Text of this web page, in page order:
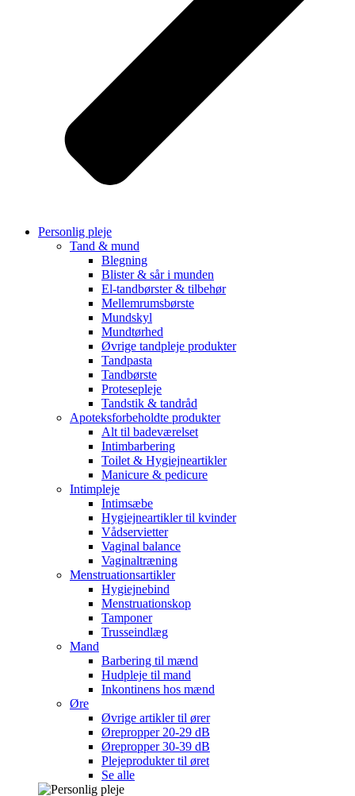
Personlig pleje
Tand & mund
Blegning
Blister & sår i munden
El-tandbørster & tilbehør
Mellemrumsbørste
Mundskyl
Mundtørhed
Øvrige tandpleje produkter
Tandpasta
Tandbørste
Protesepleje
Tandstik & tandråd
Apoteksforbeholdte produkter
Alt til badeværelset
Intimbarbering
Toilet & Hygiejneartikler
Manicure & pedicure
Intimpleje
Intimsæbe
Hygiejneartikler til kvinder
Vådservietter
Vaginal balance
Vaginaltræning
Menstruationsartikler
Hygiejnebind
Menstruationskop
Tamponer
Trusseindlæg
Mand
Barbering til mænd
Hudpleje til mand
Inkontinens hos mænd
Øre
Øvrige artikler til ører
Ørepropper 20-29 dB
Ørepropper 30-39 dB
Plejeprodukter til øret
Se alle